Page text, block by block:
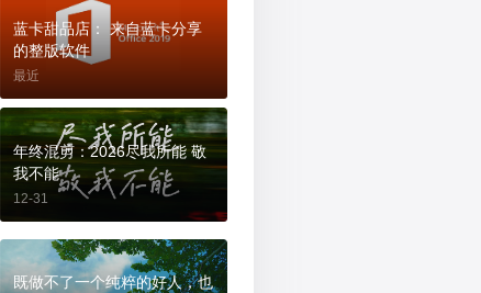
蓝卡甜品店： 来自蓝卡分享
的整版软件
最近
年终混剪：2026尽我所能 敬
我不能
12-31
既做不了一个纯粹的好人，也